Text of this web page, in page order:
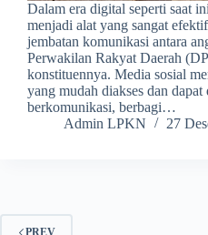
Dalam era digital seperti saat
menjadi alat yang sangat
jembatan komunikasi antara
Perwakilan Rakyat Daerah
konstituennya. Media sosial
yang mudah diakses dan
berkomunikasi, berbagi…
Admin LPKN
27
PREV